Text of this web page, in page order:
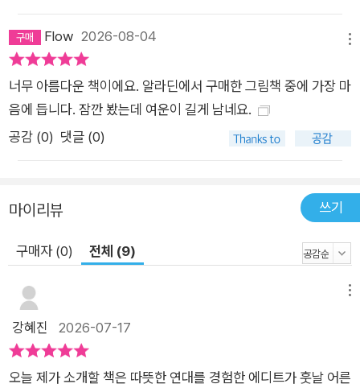
은 변화든 큰 변화든, 또 다른 변화를 불러오는 씨앗이 됩니다. 저
는 그것이야말로 이 이야기에서 가장 아름다운 부분이라고 생각
요! _글 작가 쥘리 두인과 그림 작가 노에미 파바르의 대담에서
●이런 독자에게 추천해요! ①평소에 상상하기를 좋아하는 초등
학교 저학년 어린이 ②아이와 함께 살아가는 사회의 가치를 나누
형 콘텐츠를 찾는 교육자 ④아름다운 그림과 울림 있는 메시지를
함께 담은 그림책을 찾는 모든 독자 ●초등 교과 연계● 2022개
정 1-2 바슬즐 2. 약속 | 1-2 국어 4. 감동을 나누어요 | 1-2 국어
6. 문장을 읽고 써요 | 1-2 국어 8. 느끼고 표현해요 | 2-1 바슬즐
2. 자연 | 2-1 바슬즐 3. 마을 | 3 도덕 8. 더 나은 세상을 위한 탐
구 | 4-2 사회 2. 주민 자치와 민주주의 | 5 실과 4. 생활 속 동식
물 자원과 활용 ●누리과정● 2019개정 2. 의사소통 책과 이야
기 즐기기 | 3. 사회관계 더불어 생활하기, 사회에 관심 가지기 |
5. 자연탐구 생활 속에서 탐구하기, 자연과 더불어 살기
Flow 2026-08-04
너무 아름다운 책이에요. 알라딘에서 구매한 그림책 중에 가장 마
음에 듭니다. 잠깐 봤는데 여운이 길게 남네요.
공감 (0) 댓글 (0)
마이리뷰 쓰기
구매자 (0) 전체 (9)
강혜진 2026-07-17
오늘 제가 소개할 책은 따뜻한 연대를 경험한 에디트가 훗날 어른